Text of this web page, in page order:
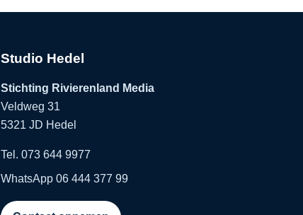
Studio Hedel
Stichting Rivierenland Media
Veldweg 31
5321 JD Hedel
Tel. 073 644 9977
WhatsApp 06 444 377 99